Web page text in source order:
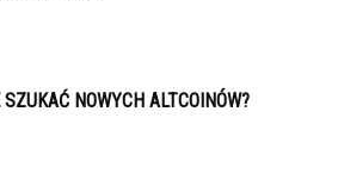
NOWYCH ALTCOINÓW?